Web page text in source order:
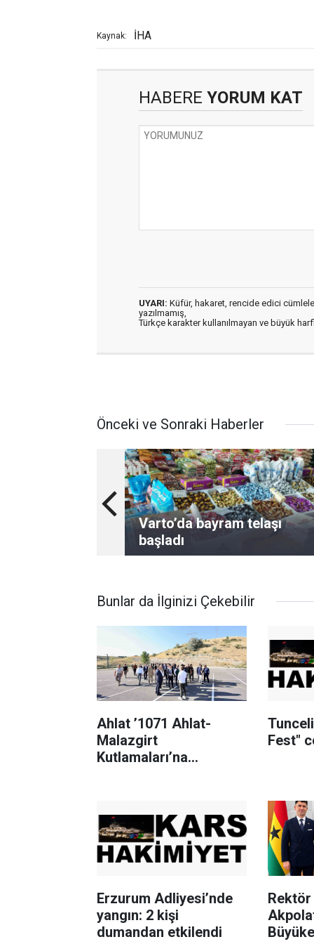
Kaynak: İHA
HABERE YORUM KAT
UYARI: Küfür, hakaret, rencide edici
yazılmamış,
Türkçe karakter kullanılmayan ve büyük
Önceki ve Sonraki Haberler
Varto’da bayram telaşı
başladı
Bunlar da İlginizi Çekebilir
Ahlat ’1071 Ahlat-
Malazgirt
Kutlamaları’na
Fest"
Erzurum Adliyesi’nde
yangın: 2 kişi
dumandan etkilendi